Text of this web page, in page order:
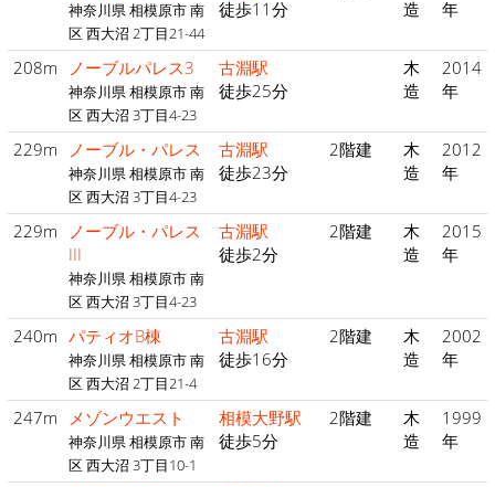
神奈川県 相模原市 南
区 西大沼 2丁目21-44
徒歩11分
造
年
208m ノーブルパレス3
神奈川県 相模原市 南
区 西大沼 3丁目4-23
古淵駅
徒歩25分
木
造
2014
年
229m ノーブル・パレス
神奈川県 相模原市 南
区 西大沼 3丁目4-23
古淵駅
徒歩23分
2階建
木
造
2012
年
229m
ノーブル・パレス
III
神奈川県 相模原市 南
区 西大沼 3丁目4-23
古淵駅
徒歩2分
2階建
木
造
2015
年
240m パティオB棟
神奈川県 相模原市 南
区 西大沼 2丁目21-4
古淵駅
徒歩16分
2階建
木
造
2002
年
247m メゾンウエスト
神奈川県 相模原市 南
区 西大沼 3丁目10-1
相模大野駅
徒歩5分
2階建
木
造
1999
年